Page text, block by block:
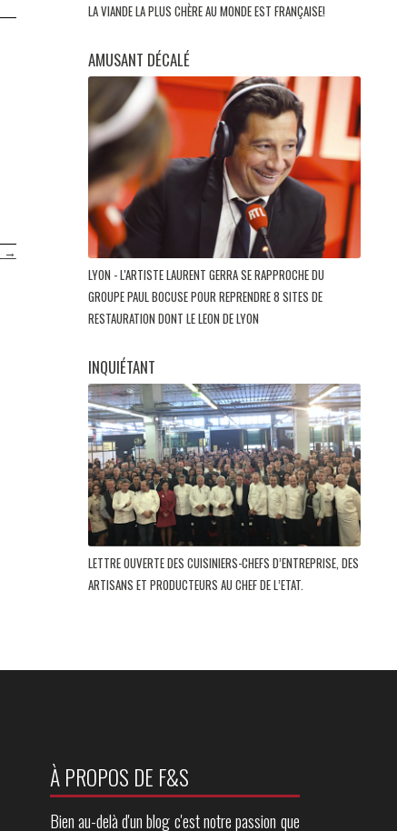
→
LA VIANDE LA PLUS CHÈRE AU MONDE EST FRANÇAISE!
AMUSANT DÉCALÉ
LYON - L'ARTISTE LAURENT GERRA SE RAPPROCHE DU
GROUPE PAUL BOCUSE POUR REPRENDRE 8 SITES DE
RESTAURATION DONT LE LEON DE LYON
INQUIÉTANT
LETTRE OUVERTE DES CUISINIERS-CHEFS D’ENTREPRISE, DES
ARTISANS ET PRODUCTEURS AU CHEF DE L’ETAT.
À PROPOS DE F&S
Bien au-delà d'un blog c'est notre passion que